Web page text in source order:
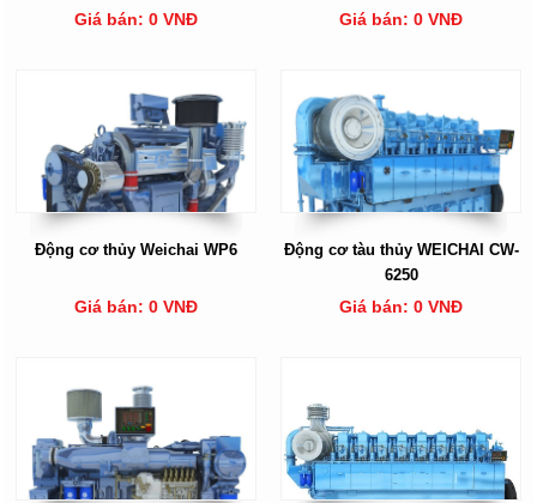
Giá bán: 0 VNĐ Giá bán: 0 VNĐ
Động cơ thủy Weichai WP6
Giá bán: 0 VNĐ
Động cơ tàu thủy WEICHAI CW-
6250
Giá bán: 0 VNĐ